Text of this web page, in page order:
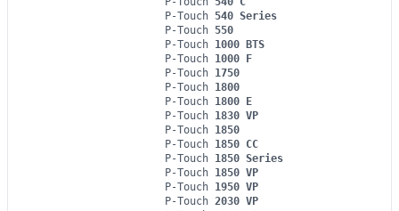
P-Touch 540 Series
P-Touch 550
P-Touch 1000 BTS
P-Touch 1000 F
P-Touch 1750
P-Touch 1800
P-Touch 1800 E
P-Touch 1830 VP
P-Touch 1850
P-Touch 1850 CC
P-Touch 1850 Series
P-Touch 1850 VP
P-Touch 1950 VP
P-Touch 2030 VP